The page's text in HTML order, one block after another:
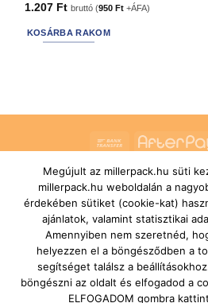
1.207 Ft bruttó (950Ft +ÁFA)
KOSÁRBA RAKOM
Bank
RÓLUNK
ÁLTALÁNOS
SZÁLLÍTÁSI ÉS FIZETÉSI
IMPRESSZUM
KAPCSOLAT
FELIRATKOZÁS
Copyright 2026 ©MILLERPACK.HU
Hungary
Megújult az millerpack.hu süti
millerpack.hu weboldalán a
érdekében sütiket (cookie-kat)
ajánlatok, valamint statisztikai
Amennyiben nem szeretnéd,
helyezzen el a böngésződben a
segítséget találsz a
böngészni az oldalt és elfogadod a
ELFOGADOM gombra